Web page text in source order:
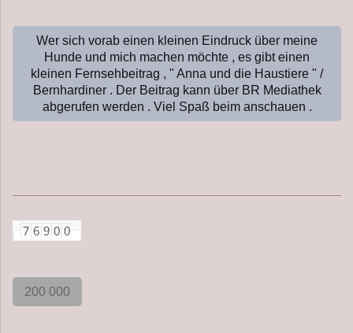
Wer sich vorab einen kleinen Eindruck über meine
Hunde und mich machen möchte , es gibt einen
kleinen Fernsehbeitrag , " Anna und die Haustiere " /
Bernhardiner . Der Beitrag kann über BR Mediathek
abgerufen werden . Viel Spaß beim anschauen .
200 000